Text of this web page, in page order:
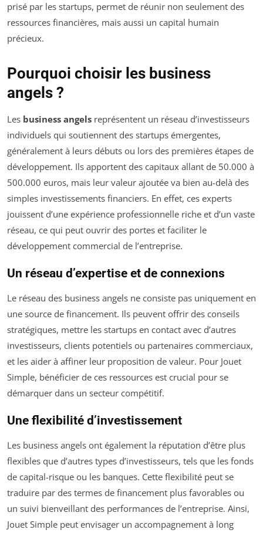
prisé par les startups, permet de réunir non seulement des
ressources financières, mais aussi un capital humain
précieux.
Pourquoi choisir les business
angels ?
Les business angels représentent un réseau d’investisseurs
individuels qui soutiennent des startups émergentes,
généralement à leurs débuts ou lors des premières étapes de
développement. Ils apportent des capitaux allant de 50.000 à
500.000 euros, mais leur valeur ajoutée va bien au-delà des
simples investissements financiers. En effet, ces experts
jouissent d’une expérience professionnelle riche et d’un vaste
réseau, ce qui peut ouvrir des portes et faciliter le
développement commercial de l’entreprise.
Un réseau d’expertise et de connexions
Le réseau des business angels ne consiste pas uniquement en
une source de financement. Ils peuvent offrir des conseils
stratégiques, mettre les startups en contact avec d’autres
investisseurs, clients potentiels ou partenaires commerciaux,
et les aider à affiner leur proposition de valeur. Pour Jouet
Simple, bénéficier de ces ressources est crucial pour se
démarquer dans un secteur compétitif.
Une flexibilité d’investissement
Les business angels ont également la réputation d’être plus
flexibles que d’autres types d’investisseurs, tels que les fonds
de capital-risque ou les banques. Cette flexibilité peut se
traduire par des termes de financement plus favorables ou
un suivi bienveillant des performances de l’entreprise. Ainsi,
Jouet Simple peut envisager un accompagnement à long